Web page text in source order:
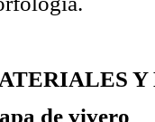
Y
de vivero